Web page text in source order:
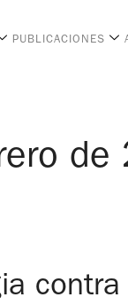
PUBLICACIONES
de